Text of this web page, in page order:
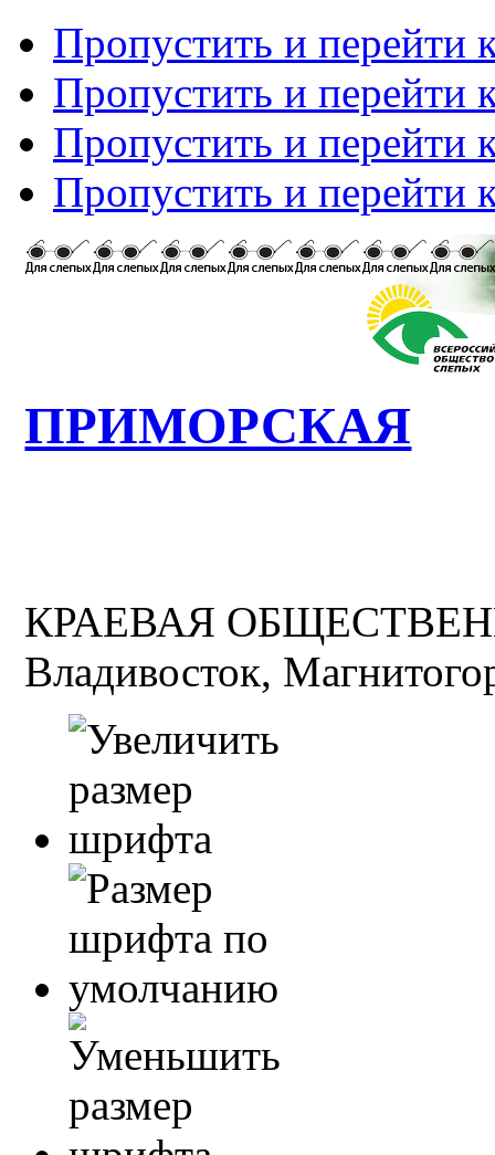
Пропустить и перейти
Пропустить и перейти
Пропустить и перейти
Пропустить и перейти
ПРИМОРСКАЯ
КРАЕВАЯ
Владивосток,